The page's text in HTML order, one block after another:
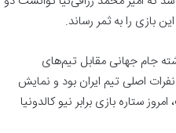
بازی را به ثمر رساند.
جام جهانی مقابل تیم‌های
اصلی تیم ایران بود و نمایش
ستاره بازی برابر نیو کالدونیا